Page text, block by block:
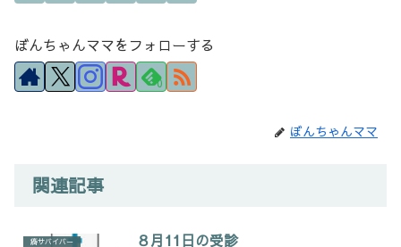
ぼんちゃんママをフォローする
0
ぼんちゃんママ
関連記事
癌サバイバー ８月11日の受診